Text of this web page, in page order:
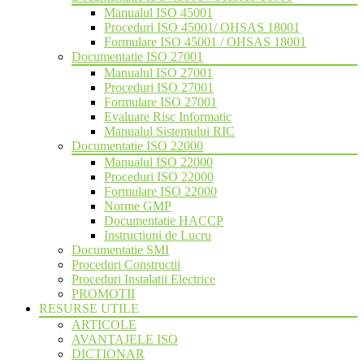
Manualul ISO 45001
Proceduri ISO 45001/ OHSAS 18001
Formulare ISO 45001 / OHSAS 18001
Documentatie ISO 27001
Manualul ISO 27001
Proceduri ISO 27001
Formulare ISO 27001
Evaluare Risc Informatic
Manualul Sistemului RIC
Documentatie ISO 22000
Manualul ISO 22000
Proceduri ISO 22000
Formulare ISO 22000
Norme GMP
Documentatie HACCP
Instructiuni de Lucru
Documentatie SMI
Proceduri Constructii
Proceduri Instalatii Electrice
PROMOTII
RESURSE UTILE
ARTICOLE
AVANTAJELE ISO
DICTIONAR